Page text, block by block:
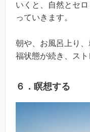
いくと、自然とセ
っていきます。
朝や、お風呂上り
福状態が続き、スト
６．瞑想する